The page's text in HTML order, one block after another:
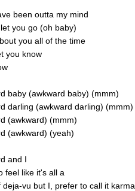
been outta my mind
let you go (oh baby)
you all of the time
you know
baby (awkward baby) (mmm)
darling (awkward darling) (mmm)
(awkward) (mmm)
(awkward) (yeah)
and I
feel like it's all a
deja-vu but I prefer to call it karma